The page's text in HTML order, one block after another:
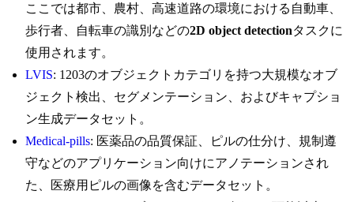
ここでは都市、農村、高速道路の環境における自動車、
歩行者、自転車の識別などの2D object detectionタスクに
使用されます。
LVIS: 1203のオブジェクトカテゴリを持つ大規模なオブ
ジェクト検出、セグメンテーション、およびキャプショ
ン生成データセット。
Medical-pills: 医薬品の品質保証、ピルの仕分け、規制遵
守などのアプリケーション向けにアノテーションされ
た、医療用ピルの画像を含むデータセット。